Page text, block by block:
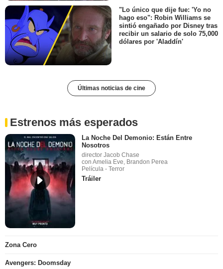
"Lo único que dije fue: 'Yo no
hago eso": Robin Williams se
sintió engañado por Disney tras
recibir un salario de solo 75,000
dólares por 'Aladdín'
Últimas noticias de cine
Estrenos más esperados
La Noche Del Demonio: Están Entre
Nosotros
director Jacob Chase
con Amelia Eve, Brandon Perea
Película - Terror
Tráiler
Zona Cero
Avengers: Doomsday